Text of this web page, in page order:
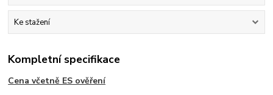
Ke stažení
Kompletní specifikace
Cena včetně ES ověření